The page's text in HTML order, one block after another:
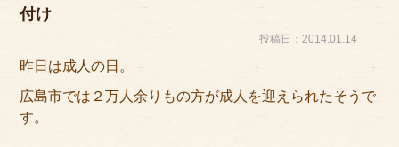
その他サービス
アクセス
サイズのはかり方
付け
投稿日：2014.01.14
昨日は成人の日。
広島市では２万人余りもの方が成人を迎えられたそうで
す。